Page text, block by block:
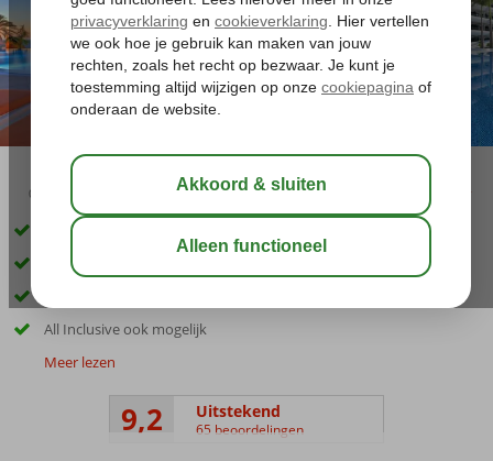
04:20 aug 28°C
Geliefd hotel van de populaire H10-keten!
4 à-la-carterestaurants
All Inclusive ook mogelijk
Meer lezen
9,2 Uitstekend
65 beoordelingen